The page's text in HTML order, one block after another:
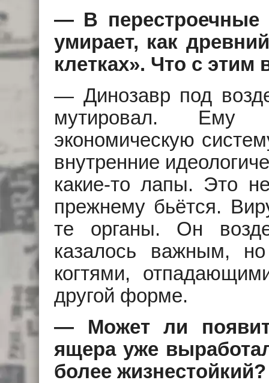
— В перестроечные
умирает, как
клетках». Что с этим
— Динозавр под
мутировал.
экономическую
внутренние
какие-то лапы. Это
прежнему бьётся.
те органы. Он
казалось важным,
когтями,
другой форме.
— Может ли
ящера уже
более жизнестойкий?